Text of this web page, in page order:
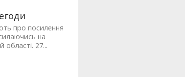
про посилення
на
області. 27...